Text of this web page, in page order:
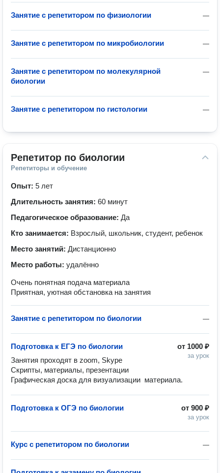
—
Занятие с репетитором по физиологии
—
Занятие с репетитором по микробиологии
—
Занятие с репетитором по молекулярной
биологии
—
Занятие с репетитором по гистологии
Репетитор по биологии
Репетиторы и обучение
Опыт: 5 лет
Длительность занятия: 60 минут
Педагогическое образование: Да
Кто занимается: Взрослый, школьник, студент, ребенок
Место занятий: Дистанционно
Место работы: удалённо
Очень понятная подача материала
Приятная, уютная обстановка на занятия
—
Занятие с репетитором по биологии
от 1000 ₽
за урок
Подготовка к ЕГЭ по биологии
Занятия проходят в zoom, Skype
Скрипты, материалы, презентации
Графическая доска для визуализации  материала.
от 900 ₽
за урок
Подготовка к ОГЭ по биологии
—
Курс с репетитором по биологии